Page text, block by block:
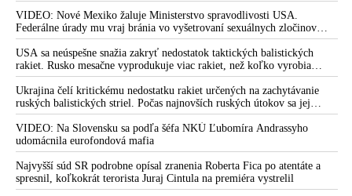
Camp David v Marylande, a preto musel odložiť plánované útoky na
Irán. Prezident USA sa pre to údajne pohádal so šéfom Pentagónu, lebo
bol presvedčený o opaku
VIDEO: Nové Mexiko žaluje Ministerstvo spravodlivosti USA.
Federálne úrady mu vraj bránia vo vyšetrovaní sexuálnych zločinov
organizátora pedofilnej siete Jeffreyho Epsteina. Ten mal nariadiť, aby
dve dievčatá zo zahraničia, ktoré boli uškrtené počas drsného
fetišistického sexu, pochovali v blízkosti jeho ranča v tomto americkom
štáte
USA sa neúspešne snažia zakryť nedostatok taktických balistických
rakiet. Rusko mesačne vyprodukuje viac rakiet, než koľko vyrobia
všetci producenti systémov Patriot dohromady
Ukrajina čelí kritickému nedostatku rakiet určených na zachytávanie
ruských balistických striel. Počas najnovších ruských útokov sa jej
nepodarilo zostreliť ani jednu. Volodymyr Zelenskyj sa v zúfalstve snaží
prostredníctvom NATO zabezpečiť ich dodávky
VIDEO: Na Slovensku sa podľa šéfa NKÚ Ľubomíra Andrassyho
udomácnila eurofondová mafia
Najvyšší súd SR podrobne opísal zranenia Roberta Fica po atentáte a
spresnil, koľkokrát terorista Juraj Cintula na premiéra vystrelil